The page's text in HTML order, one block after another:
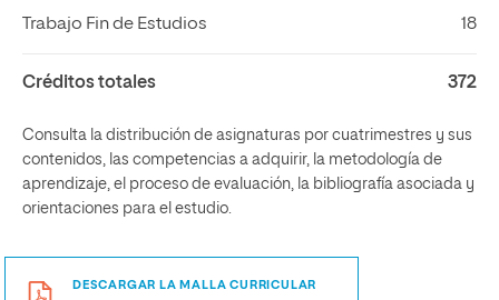
Trabajo Fin de Estudios 18
Créditos totales 372
Consulta la distribución de asignaturas por cuatrimestres y sus
contenidos, las competencias a adquirir, la metodología de
aprendizaje, el proceso de evaluación, la bibliografía asociada y
orientaciones para el estudio.
DESCARGAR LA MALLA CURRICULAR